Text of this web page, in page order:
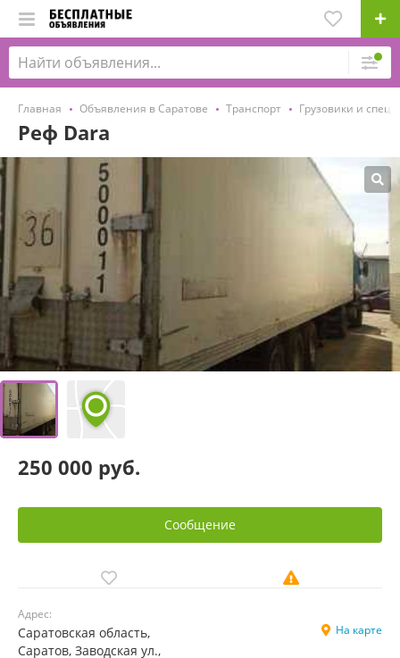
Главная Объявления в Саратове Транспорт Грузовики и
Реф Dara
250 000 руб.
Сообщение
Адрес:
Саратовская область,
Саратов, Заводская ул.,
На карте